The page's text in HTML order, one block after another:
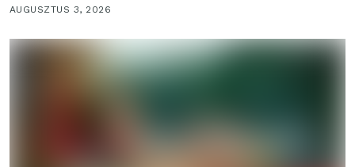
AUGUSZTUS 3, 2026